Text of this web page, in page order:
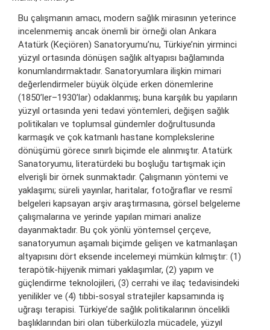
Bu çalışmanın amacı, modern sağlık mirasının yeterince
incelenmemiş ancak önemli bir örneği olan Ankara
Atatürk (Keçiören) Sanatoryumu’nu, Türkiye’nin yirminci
yüzyıl ortasında dönüşen sağlık altyapısı bağlamında
konumlandırmaktadır. Sanatoryumlara ilişkin mimari
değerlendirmeler büyük ölçüde erken dönemlerine
(1850’ler–1930’lar) odaklanmış; buna karşılık bu yapıların
yüzyıl ortasında yeni tedavi yöntemleri, değişen sağlık
politikaları ve toplumsal gündemler doğrultusunda
karmaşık ve çok katmanlı hastane komplekslerine
dönüşümü görece sınırlı biçimde ele alınmıştır. Atatürk
Sanatoryumu, literatürdeki bu boşluğu tartışmak için
elverişli bir örnek sunmaktadır. Çalışmanın yöntemi ve
yaklaşımı; süreli yayınlar, haritalar, fotoğraflar ve resmî
belgeleri kapsayan arşiv araştırmasına, görsel belgeleme
çalışmalarına ve yerinde yapılan mimari analize
dayanmaktadır. Bu çok yönlü yöntemsel çerçeve,
sanatoryumun aşamalı biçimde gelişen ve katmanlaşan
altyapısını dört eksende incelemeyi mümkün kılmıştır: (1)
terapötik-hijyenik mimari yaklaşımlar, (2) yapım ve
güçlendirme teknolojileri, (3) cerrahi ve ilaç tedavisindeki
yenilikler ve (4) tıbbi-sosyal stratejiler kapsamında iş
uğraşı terapisi. Türkiye’de sağlık politikalarının öncelikli
başlıklarından biri olan tüberkülozla mücadele, yüzyıl